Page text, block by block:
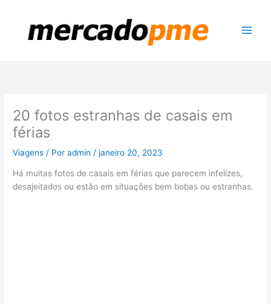
20 fotos estranhas de casais em
férias
Viagens / Poradmin /janeiro 20, 2023
Há muitas fotos de casais em férias que parecem infelizes,
desajeitados ou estão em situações bem bobas ou estranhas.